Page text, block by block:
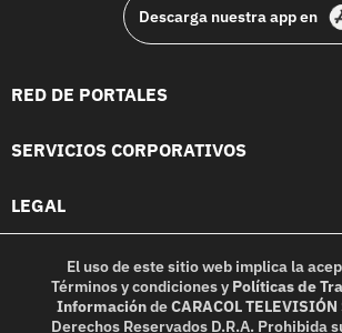
Descarga nuestra app en
RED DE PORTALES
SERVICIOS CORPORATIVOS
LEGAL
El uso de este sitio web implica la
Términos y condicionesy Políticas de
InformacióndeCARACOL TELEVISIÓN
Derechos Reservados D.R.A. Prohibida